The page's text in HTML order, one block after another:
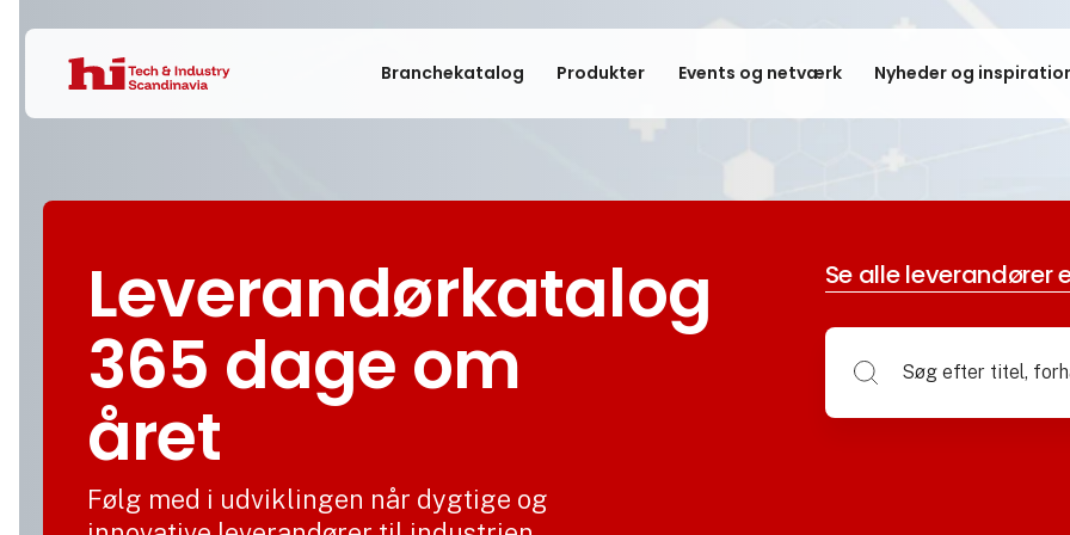
Branchekatalog Produkter Events og netværk Nyheder og
Leverandørkatalog
365 dage om
året
Følg med i udviklingen når dygtige og
Se alle leverandører